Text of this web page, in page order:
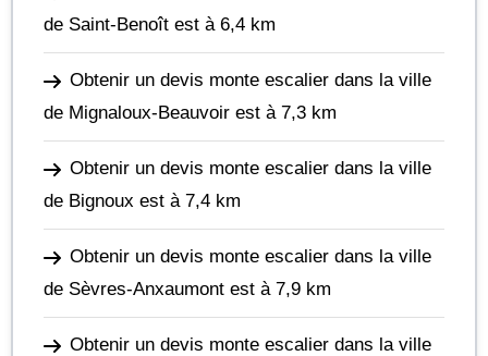
de Saint-Benoît est à 6,4 km
Obtenir un devis monte escalier dans la ville
de Mignaloux-Beauvoir est à 7,3 km
Obtenir un devis monte escalier dans la ville
de Bignoux est à 7,4 km
Obtenir un devis monte escalier dans la ville
de Sèvres-Anxaumont est à 7,9 km
Obtenir un devis monte escalier dans la ville